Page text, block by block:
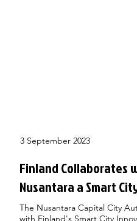
3 September 2023
Finland Collaborates
Nusantara a Smart
The Nusantara Capital City
with Finland's Smart City